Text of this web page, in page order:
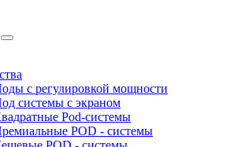
с регулировкой мощности
системы с экраном
Pod-системы
POD - системы